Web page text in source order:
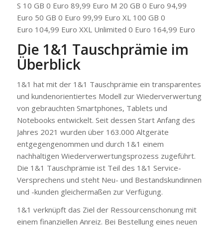
S 10 GB 0 Euro 89,99 Euro M 20 GB 0 Euro 94,99
Euro 50 GB 0 Euro 99,99 Euro XL 100 GB 0
Euro 104,99 Euro XXL Unlimited 0 Euro 164,99 Euro
Die 1&1 Tauschprämie im
Überblick
1&1 hat mit der 1&1 Tauschprämie ein transparentes
und kundenorientiertes Modell zur Wiederverwertung
von gebrauchten Smartphones, Tablets und
Notebooks entwickelt. Seit dessen Start Anfang des
Jahres 2021 wurden über 163.000 Altgeräte
entgegengenommen und durch 1&1 einem
nachhaltigen Wiederverwertungsprozess zugeführt.
Die 1&1 Tauschprämie ist Teil des 1&1 Service-
Versprechens und steht Neu- und Bestandskundinnen
und -kunden gleichermaßen zur Verfügung.
1&1 verknüpft das Ziel der Ressourcenschonung mit
einem finanziellen Anreiz. Bei Bestellung eines neuen